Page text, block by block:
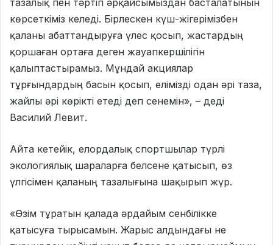
көрсеткіміз келеді. Бірлескен күш-жігерімізбен
қаланы абаттандыруға үлес қосып, жастардың
қоршаған ортаға деген жауапкершілігін
қалыптастырамыз. Мұндай акциялар
тұрғындардың басын қосып, елімізді одан әрі таза,
жайлы әрі көрікті етеді деп сенемін», – деді
Василий Левит.
Айта кетейік, елордалық спортшылар түрлі
экологиялық шараларға белсене қатысып, өз
үлгісімен қаланың тазалығына шақырып жүр.
«Өзім тұратын қалада әрдайым сенбілікке
қатысуға тырысамын. Жарыс алдындағы не